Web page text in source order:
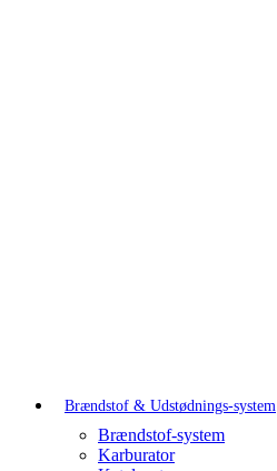
Brændstof & Udstødnings-system
Brændstof-system
Karburator